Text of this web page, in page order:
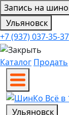
Запись на
Ульяновск
+7 (937) 037-35-37
Каталог Продать
Ульяновск